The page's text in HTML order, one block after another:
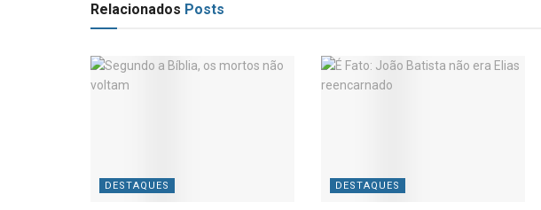
Relacionados Posts
DESTAQUES DESTAQUES